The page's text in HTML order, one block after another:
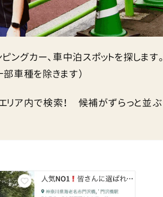
グカー、車中泊スポットを探します。
車種を除きます）
エリア内で検索！ 候補がずらっと並ぶ